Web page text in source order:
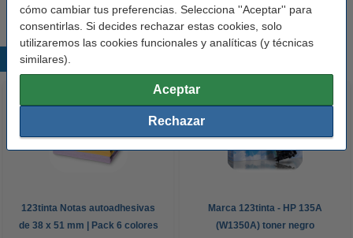
cómo cambiar tus preferencias. Selecciona ''Aceptar'' para
consentirlas. Si decides rechazar estas cookies, solo
utilizaremos las cookies funcionales y analíticas (y técnicas
similares).
Aceptar
Rechazar
123tinta Notas autoadhesivas
de 38 x 51 mm | Pack 6 colores
Marca 123tinta - HP 135A
(W1350A) toner negro